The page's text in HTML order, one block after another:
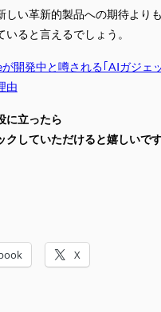
しい革新的製品への期待より
いると言えるでしょう。
開発中と噂される｢AIガジェ
由
に立ったら
していただけると嬉しいです
X